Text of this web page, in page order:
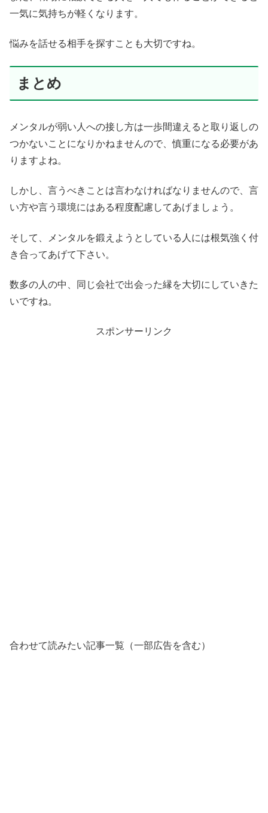
一気に気持ちが軽くなります。
悩みを話せる相手を探すことも大切ですね。
まとめ
メンタルが弱い人への接し方は一歩間違えると取り返しの
つかないことになりかねませんので、慎重になる必要があ
りますよね。
しかし、言うべきことは言わなければなりませんので、言
い方や言う環境にはある程度配慮してあげましょう。
そして、メンタルを鍛えようとしている人には根気強く付
き合ってあげて下さい。
数多の人の中、同じ会社で出会った縁を大切にしていきた
いですね。
スポンサーリンク
合わせて読みたい記事一覧（一部広告を含む）